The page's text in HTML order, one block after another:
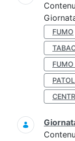
FUMO
FUMO